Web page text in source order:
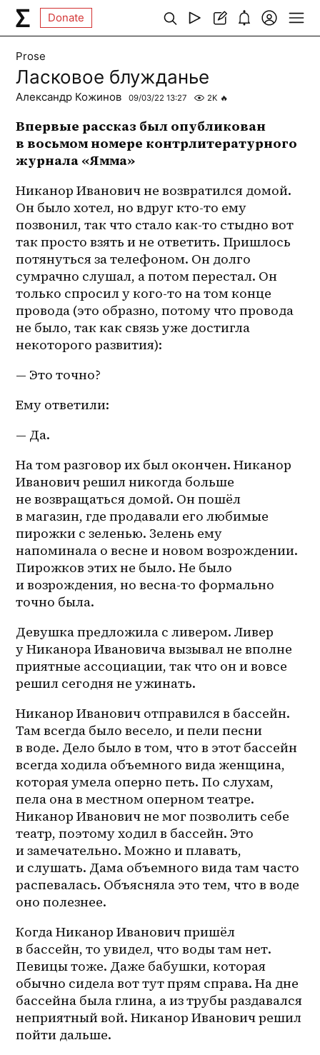
Donate
Prose
Ласковое блужданье
Александр Кожинов 09/03/22 13:27 2K 🔥
Впервые рассказ был опубликован
в восьмом номере контрлитературного
журнала «Ямма»
Никанор Иванович не возвратился домой.
Он было хотел, но вдруг кто-то ему
позвонил, так что стало как-то стыдно вот
так просто взять и не ответить. Пришлось
потянуться за телефоном. Он долго
сумрачно слушал, а потом перестал. Он
только спросил у кого-то на том конце
провода (это образно, потому что провода
не было, так как связь уже достигла
некоторого развития):
— Это точно?
Ему ответили:
— Да.
На том разговор их был окончен. Никанор
Иванович решил никогда больше
не возвращаться домой. Он пошёл
в магазин, где продавали его любимые
пирожки с зеленью. Зелень ему
напоминала о весне и новом возрождении.
Пирожков этих не было. Не было
и возрождения, но весна-то формально
точно была.
Девушка предложила с ливером. Ливер
у Никанора Ивановича вызывал не вполне
приятные ассоциации, так что он и вовсе
решил сегодня не ужинать.
Никанор Иванович отправился в бассейн.
Там всегда было весело, и пели песни
в воде. Дело было в том, что в этот бассейн
всегда ходила объемного вида женщина,
которая умела оперно петь. По слухам,
пела она в местном оперном театре.
Никанор Иванович не мог позволить себе
театр, поэтому ходил в бассейн. Это
и замечательно. Можно и плавать,
и слушать. Дама объемного вида там часто
распевалась. Объясняла это тем, что в воде
оно полезнее.
Когда Никанор Иванович пришёл
в бассейн, то увидел, что воды там нет.
Певицы тоже. Даже бабушки, которая
обычно сидела вот тут прям справа. На дне
бассейна была глина, а из трубы раздавался
неприятный вой. Никанор Иванович решил
пойти дальше.